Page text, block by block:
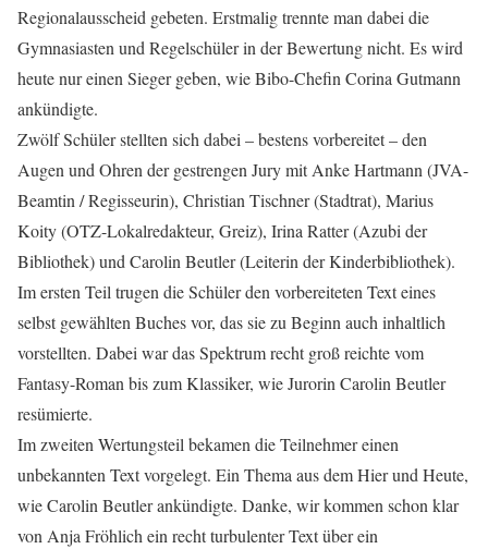
Regionalausscheid gebeten. Erstmalig trennte man dabei die
Gymnasiasten und Regelschüler in der Bewertung nicht. Es wird
heute nur einen Sieger geben, wie Bibo-Chefin Corina Gutmann
ankündigte.
Zwölf Schüler stellten sich dabei – bestens vorbereitet – den
Augen und Ohren der gestrengen Jury mit Anke Hartmann (JVA-
Beamtin / Regisseurin), Christian Tischner (Stadtrat), Marius
Koity (OTZ-Lokalredakteur, Greiz), Irina Ratter (Azubi der
Bibliothek) und Carolin Beutler (Leiterin der Kinderbibliothek).
Im ersten Teil trugen die Schüler den vorbereiteten Text eines
selbst gewählten Buches vor, das sie zu Beginn auch inhaltlich
vorstellten. Dabei war das Spektrum recht groß reichte vom
Fantasy-Roman bis zum Klassiker, wie Jurorin Carolin Beutler
resümierte.
Im zweiten Wertungsteil bekamen die Teilnehmer einen
unbekannten Text vorgelegt. Ein Thema aus dem Hier und Heute,
wie Carolin Beutler ankündigte. Danke, wir kommen schon klar
von Anja Fröhlich ein recht turbulenter Text über ein